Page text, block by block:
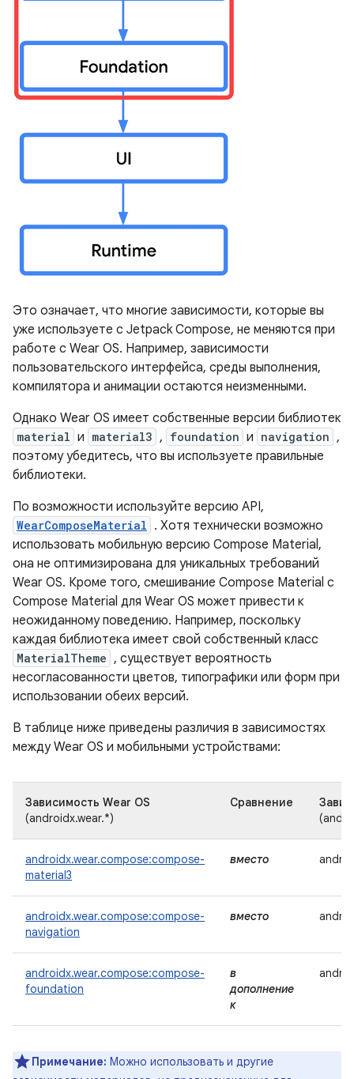
Это означает, что многие зависимости, которые вы
уже используете с Jetpack Compose, не меняются при
работе с Wear OS. Например, зависимости
пользовательского интерфейса, среды выполнения,
компилятора и анимации остаются неизменными.
Однако Wear OS имеет собственные версии библиотек
material и material3 , foundation и navigation ,
поэтому убедитесь, что вы используете правильные
библиотеки.
По возможности используйте версию API,
WearComposeMaterial . Хотя технически возможно
использовать мобильную версию Compose Material,
она не оптимизирована для уникальных требований
Wear OS. Кроме того, смешивание Compose Material с
Compose Material для Wear OS может привести к
неожиданному поведению. Например, поскольку
каждая библиотека имеет свой собственный класс
MaterialTheme , существует вероятность
несогласованности цветов, типографики или форм при
использовании обеих версий.
В таблице ниже приведены различия в зависимостях
между Wear OS и мобильными устройствами:
Зависимость Wear OS
(androidx.wear.*)
Сравнение
androidx.wear.compose:compose-
material3
вместо
androidx.wear.compose:compose-
navigation
вместо
androidx.wear.compose:compose-
foundation
в
дополнение
к
Примечание: Можно использовать и другие